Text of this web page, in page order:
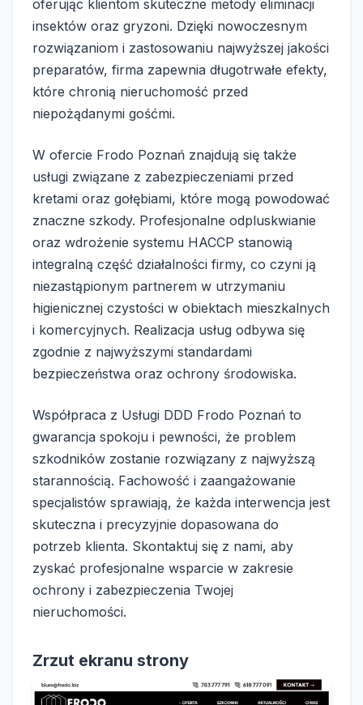
oferując klientom skuteczne metody eliminacji
insektów oraz gryzoni. Dzięki nowoczesnym
rozwiązaniom i zastosowaniu najwyższej jakości
preparatów, firma zapewnia długotrwałe efekty,
które chronią nieruchomość przed
niepożądanymi gośćmi.
W ofercie Frodo Poznań znajdują się także
usługi związane z zabezpieczeniami przed
kretami oraz gołębiami, które mogą powodować
znaczne szkody. Profesjonalne odpluskwianie
oraz wdrożenie systemu HACCP stanowią
integralną część działalności firmy, co czyni ją
niezastąpionym partnerem w utrzymaniu
higienicznej czystości w obiektach mieszkalnych
i komercyjnych. Realizacja usług odbywa się
zgodnie z najwyższymi standardami
bezpieczeństwa oraz ochrony środowiska.
Współpraca z Usługi DDD Frodo Poznań to
gwarancja spokoju i pewności, że problem
szkodników zostanie rozwiązany z najwyższą
starannością. Fachowość i zaangażowanie
specjalistów sprawiają, że każda interwencja jest
skuteczna i precyzyjnie dopasowana do
potrzeb klienta. Skontaktuj się z nami, aby
zyskać profesjonalne wsparcie w zakresie
ochrony i zabezpieczenia Twojej
nieruchomości.
Zrzut ekranu strony